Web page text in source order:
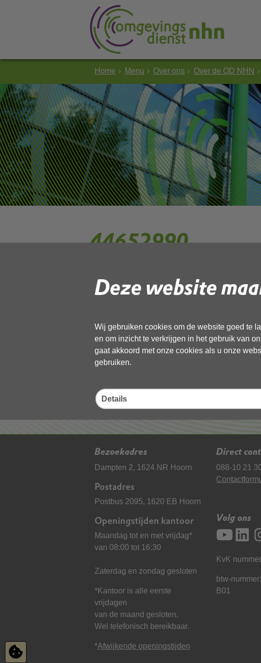
Deze website
Wij gebruiken cookies om de website goed te
en om inzicht te verkrijgen in het gebruik van
gaat akkoord met onze cookies als u onze
gebruiken.
Details
Home Menu Over ons Over de OD NHN
44652990
Gebruik de onderstaande link om het document
Deel deze pagina
Bezoekadres
Dampten 2, 1624 NR Hoorn
Postadres
Postbus 2095, 1620 EB Hoorn
Openingstijden kantoor
Maandag tot en met vrijdag*
van 08:00 tot 16:30
Zaterdag en zondag gesloten
*Kantoor is alle eerste
vrijdagen
van de maand gesloten.
Wel telefonisch bereikbaar.
*Afwijkende openingstijden
Direct
088-10 21
Volg ons
KvK
btw-
B01